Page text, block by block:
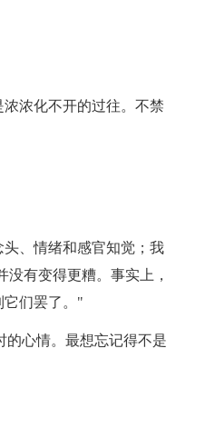
浓化不开的过往。不禁
、情绪和感官知觉；我
有变得更糟。事实上，
它们罢了。"
的心情。最想忘记得不是